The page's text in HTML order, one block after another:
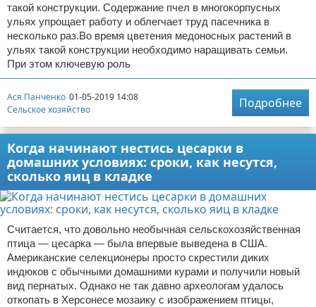
такой конструкции. Содержание пчел в многокорпусных
ульях упрощает работу и облегчает труд пасечника в
несколько раз.Во время цветения медоносных растений в
ульях такой конструкции необходимо наращивать семьи.
При этом ключевую роль
Ася Панченко 01-05-2019 14:08
Сельское хозяйство
Подробнее
Когда начинают нестись цесарки в
домашних условиях: сроки, как несутся,
сколько яиц в кладке
Считается, что довольно необычная сельскохозяйственная
птица — цесарка — была впервые выведена в США.
Американские селекционеры просто скрестили диких
индюков с обычными домашними курами и получили новый
вид пернатых. Однако не так давно археологам удалось
откопать в Херсонесе мозаику с изображением птицы,